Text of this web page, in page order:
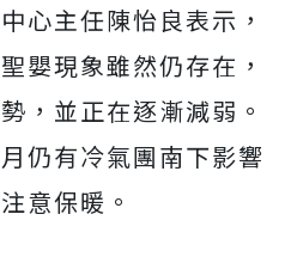
心主任陳怡良表示，
嬰現象雖然仍存在，
，並正在逐漸減弱。
仍有冷氣團南下影響
意保暖。